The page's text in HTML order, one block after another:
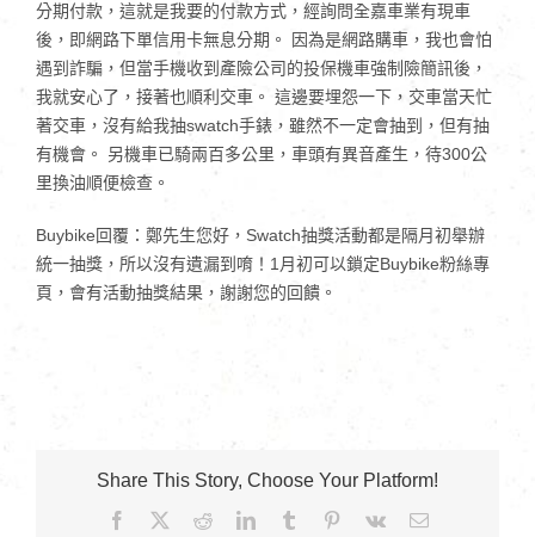
分期付款，這就是我要的付款方式，經詢問全嘉車業有現車
後，即網路下單信用卡無息分期。 因為是網路購車，我也會怕
遇到詐騙，但當手機收到產險公司的投保機車強制險簡訊後，
我就安心了，接著也順利交車。 這邊要埋怨一下，交車當天忙
著交車，沒有給我抽swatch手錶，雖然不一定會抽到，但有抽
有機會。 另機車已騎兩百多公里，車頭有異音產生，待300公
里換油順便檢查。
Buybike回覆：鄭先生您好，Swatch抽獎活動都是隔月初舉辦
統一抽獎，所以沒有遺漏到唷！1月初可以鎖定Buybike粉絲專
頁，會有活動抽獎結果，謝謝您的回饋。
Share This Story, Choose Your Platform!
Facebook RedditLinkedInTumblr Pinterest
Vk Email: